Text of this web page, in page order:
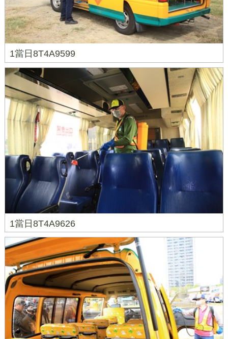
1當日8T4A9599
1當日8T4A9626